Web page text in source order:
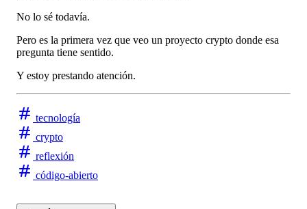
No lo sé todavía.
Pero es la primera vez que veo un proyecto crypto donde esa
pregunta tiene sentido.
Y estoy prestando atención.
tecnología
crypto
reflexión
código-abierto